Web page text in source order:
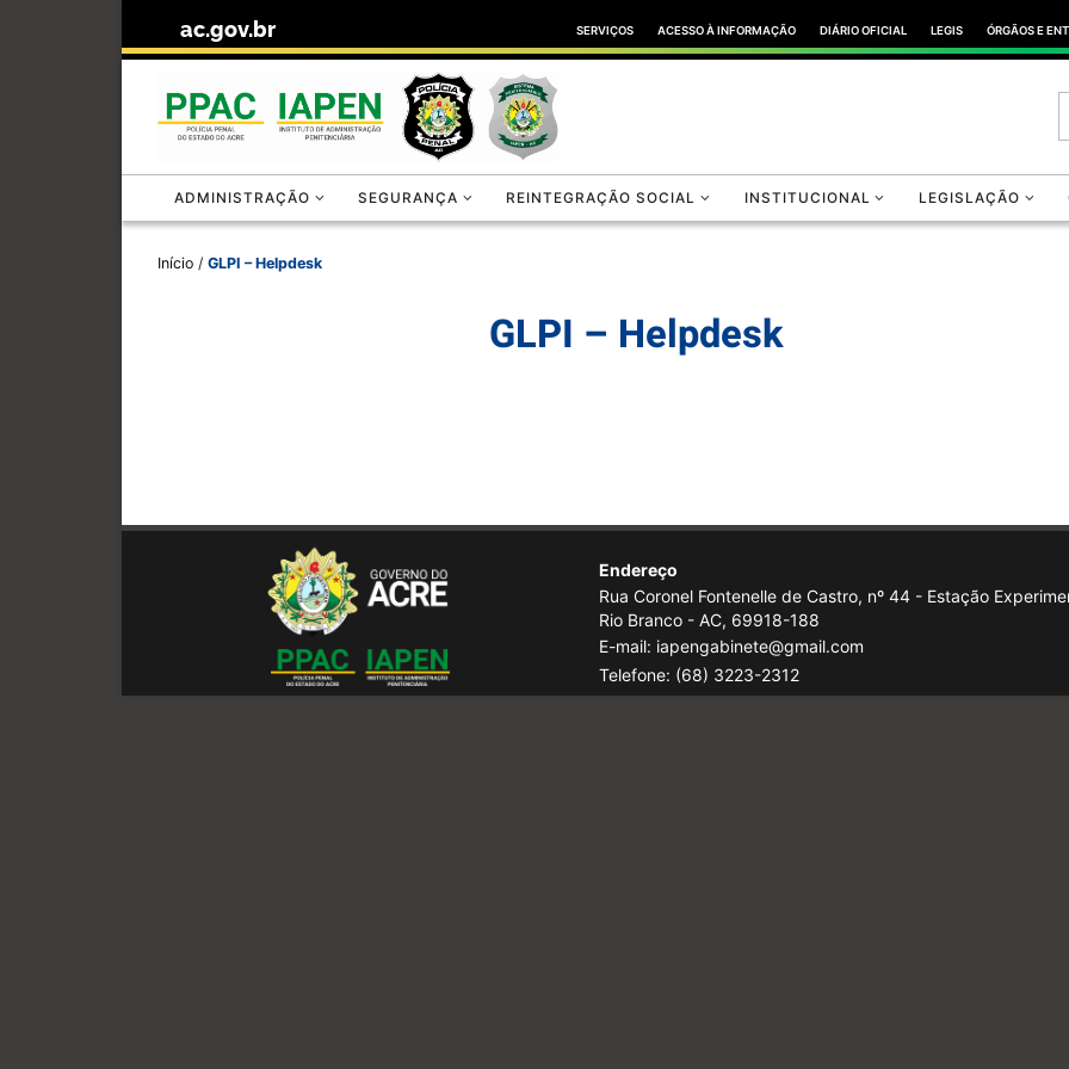
ac.gov.br SERVIÇOS ACESSO À INFORMAÇÃO DIÁRIO OFICIAL LEGIS ÓRGÃOS E
ADMINISTRAÇÃO SEGURANÇA REINTEGRAÇÃO SOCIAL INSTITUCIONAL LEGISLAÇÃO
Início / GLPI – Helpdesk
GLPI – Helpdesk
Endereço
Rua Coronel Fontenelle de Castro, nº 44 - Estação
Rio Branco - AC, 69918-188
E-mail: iapengabinete@gmail.com
Telefone: (68) 3223-2312